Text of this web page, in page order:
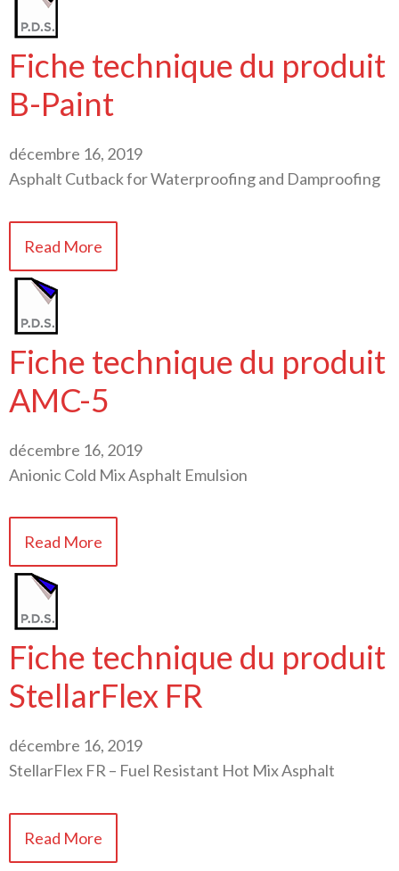
Fiche technique du produit
B-Paint
décembre 16, 2019
Asphalt Cutback for Waterproofing and Damproofing
Read More
Fiche technique du produit
AMC-5
décembre 16, 2019
Anionic Cold Mix Asphalt Emulsion
Read More
Fiche technique du produit
StellarFlex FR
décembre 16, 2019
StellarFlex FR – Fuel Resistant Hot Mix Asphalt
Read More